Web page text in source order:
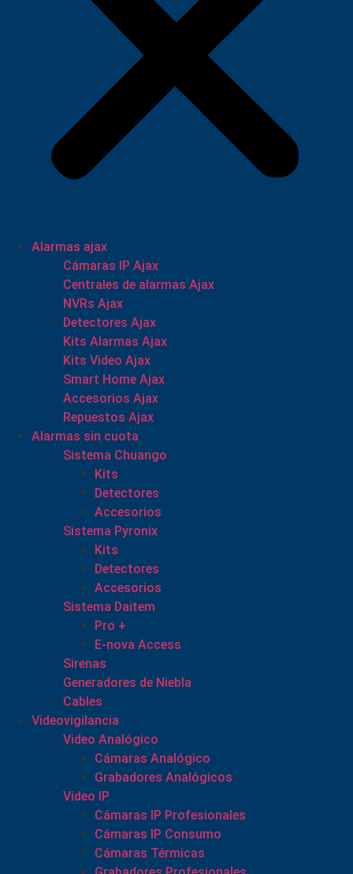
Alarmas ajax
Cámaras IP Ajax
Centrales de alarmas Ajax
NVRs Ajax
Detectores Ajax
Kits Alarmas Ajax
Kits Video Ajax
Smart Home Ajax
Accesorios Ajax
Repuestos Ajax
Alarmas sin cuota
Sistema Chuango
Kits
Detectores
Accesorios
Sistema Pyronix
Kits
Detectores
Accesorios
Sistema Daitem
Pro +
E-nova Access
Sirenas
Generadores de Niebla
Cables
Videovigilancia
Video Analógico
Cámaras Analógico
Grabadores Analógicos
Video IP
Cámaras IP Profesionales
Cámaras IP Consumo
Cámaras Térmicas